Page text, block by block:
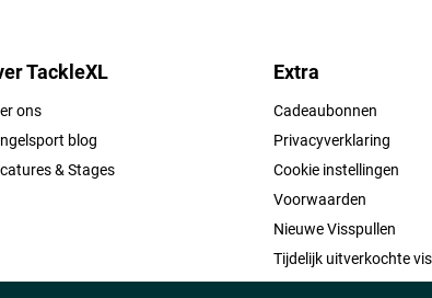
TackleXL
ons
blog
& Stages
Extra
Cadeaubonnen
Privacyverklaring
Cookie instellingen
Voorwaarden
Nieuwe Visspullen
Tijdelijk uitverkochte